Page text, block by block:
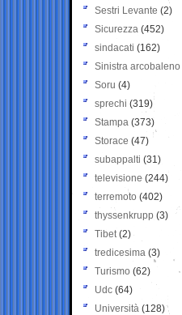
Sestri Levante (2)
Sicurezza (452)
sindacati (162)
Sinistra arcobaleno
Soru (4)
sprechi (319)
Stampa (373)
Storace (47)
subappalti (31)
televisione(244)
terremoto (402)
thyssenkrupp (3)
Tibet(2)
tredicesima (3)
Turismo (62)
Udc (64)
Università (128)